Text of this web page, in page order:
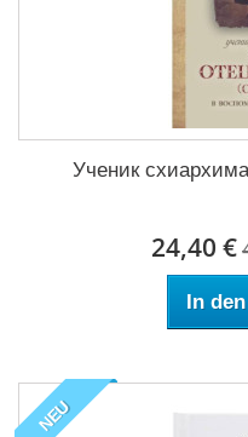
Ученик
24,40 €
In
NEU